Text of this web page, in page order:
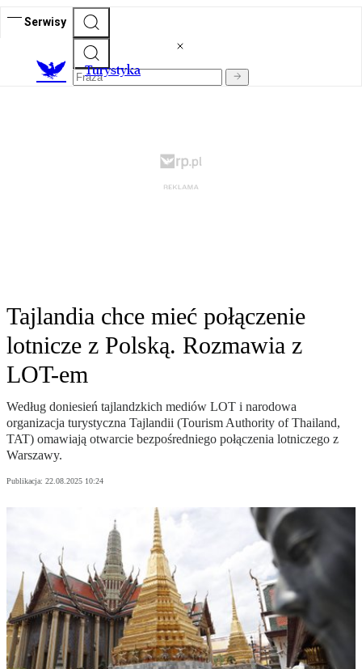
Serwisy
Turystyka
Tajlandia chce mieć połączenie
lotnicze z Polską. Rozmawia z
LOT-em
Według doniesień tajlandzkich mediów LOT i narodowa
organizacja turystyczna Tajlandii (Tourism Authority of Thailand,
TAT) omawiają otwarcie bezpośredniego połączenia lotniczego z
Warszawy.
Publikacja: 22.08.2025 10:24